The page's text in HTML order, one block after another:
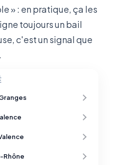
» : en pratique, ça les
toujours un bail
c'est un signal que
Rhône